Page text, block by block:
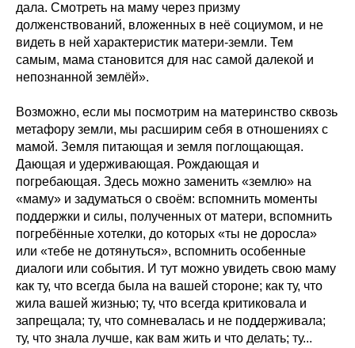
дала. Смотреть на маму через призму
долженствований, вложенных в неё социумом, и не
видеть в ней характеристик матери-земли. Тем
самым, мама становится для нас самой далекой и
непознанной землёй».
Возможно, если мы посмотрим на материнство сквозь
метафору земли, мы расширим себя в отношениях с
мамой. Земля питающая и земля поглощающая.
Дающая и удерживающая. Рождающая и
погребающая. Здесь можно заменить «землю» на
«маму» и задуматься о своём: вспомнить моменты
поддержки и силы, полученных от матери, вспомнить
погребённые хотелки, до которых «ты не доросла»
или «тебе не дотянуться», вспомнить особенные
диалоги или события. И тут можно увидеть свою маму
как ту, что всегда была на вашей стороне; как ту, что
жила вашей жизнью; ту, что всегда критиковала и
запрещала; ту, что сомневалась и не поддерживала;
ту, что знала лучше, как вам жить и что делать; ту...